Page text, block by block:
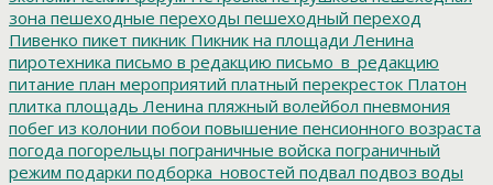
зона пешеходные переходы пешеходный переход
Пивенко пикет пикник Пикник на площади Ленина
пиротехника письмо в редакцию письмо_в_редакцию
питание план мероприятий платный перекресток Платон
плитка площадь Ленина пляжный волейбол пневмония
побег из колонии побои повышение пенсионного возраста
погода погорельцы пограничные войска пограничный
режим подарки подборка_новостей подвал подвоз воды